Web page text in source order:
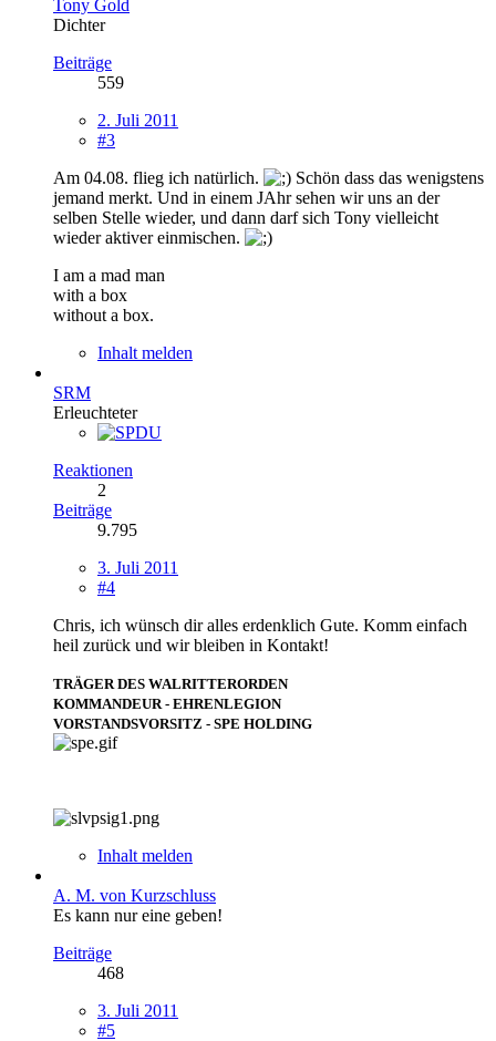
Tony Gold
Dichter
Beiträge
559
2. Juli 2011
#3
Am 04.08. flieg ich natürlich.
Schön dass das wenigstens
jemand merkt. Und in einem JAhr sehen wir uns an der
selben Stelle wieder, und dann darf sich Tony vielleicht
wieder aktiver einmischen.
I am a mad man
with a box
without a box.
Inhalt melden
SRM
Erleuchteter
Reaktionen
2
Beiträge
9.795
3. Juli 2011
#4
Chris, ich wünsch dir alles erdenklich Gute. Komm einfach
heil zurück und wir bleiben in Kontakt!
TRÄGER DES WALRITTERORDEN
KOMMANDEUR - EHRENLEGION
VORSTANDSVORSITZ - SPE HOLDING
Inhalt melden
A. M. von Kurzschluss
Es kann nur eine geben!
Beiträge
468
3. Juli 2011
#5